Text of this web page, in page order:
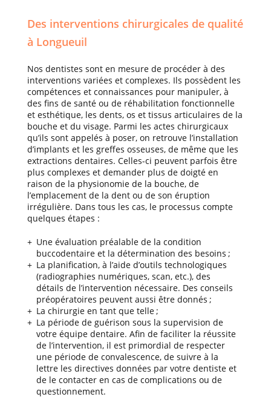
Des interventions chirurgicales de qualité
à Longueuil
Nos dentistes sont en mesure de procéder à des
interventions variées et complexes. Ils possèdent les
compétences et connaissances pour manipuler, à
des fins de santé ou de réhabilitation fonctionnelle
et esthétique, les dents, os et tissus articulaires de la
bouche et du visage. Parmi les actes chirurgicaux
qu’ils sont appelés à poser, on retrouve l’installation
d’implants et les greffes osseuses, de même que les
extractions dentaires. Celles-ci peuvent parfois être
plus complexes et demander plus de doigté en
raison de la physionomie de la bouche, de
l’emplacement de la dent ou de son éruption
irrégulière. Dans tous les cas, le processus compte
quelques étapes :
Une évaluation préalable de la condition
buccodentaire et la détermination des besoins ;
La planification, à l’aide d’outils technologiques
(radiographies numériques, scan, etc.), des
détails de l’intervention nécessaire. Des conseils
préopératoires peuvent aussi être donnés ;
La chirurgie en tant que telle ;
La période de guérison sous la supervision de
votre équipe dentaire. Afin de faciliter la réussite
de l’intervention, il est primordial de respecter
une période de convalescence, de suivre à la
lettre les directives données par votre dentiste et
de le contacter en cas de complications ou de
questionnement.